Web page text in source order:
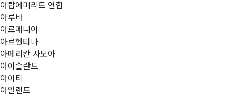
아랍에미리트 연합
아루바
아르메니아
아르헨티나
아메리칸 사모아
아이슬란드
아이티
아일랜드